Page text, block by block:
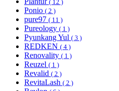
( 12 )
Ponio ( 2 )
pure97 ( 11 )
Pureology ( 1 )
Pyunkang Yul ( 3 )
REDKEN ( 4 )
Renovality ( 1 )
Reuzel ( 1 )
Revalid ( 2 )
RevitaLash ( 2 )